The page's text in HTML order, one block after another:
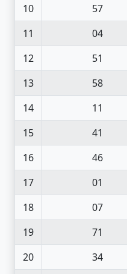
10
57
11
04
12
51
13
58
14
11
15
41
16
46
17
01
18
07
19
71
20
34